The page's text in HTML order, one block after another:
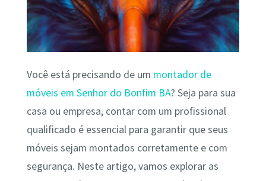
Você está precisando de um montador de
móveis em Senhor do Bonfim BA? Seja para sua
casa ou empresa, contar com um profissional
qualificado é essencial para garantir que seus
móveis sejam montados corretamente e com
segurança. Neste artigo, vamos explorar as